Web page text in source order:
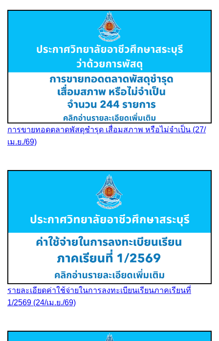
การขายทอดตลาดพัสดุชำรุด เสื่อมสภาพ หรือไม่จำเป็น (27/
เม.ย./69)
รายละเอียดค่าใช้จ่ายในการลงทะเบียนเรียนภาคเรียนที่
1/2569 (24/เม.ย./69)